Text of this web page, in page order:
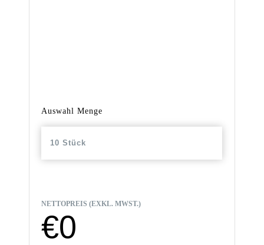
Auswahl Menge
10 Stück
NETTOPREIS (EXKL. MWST.)
€0